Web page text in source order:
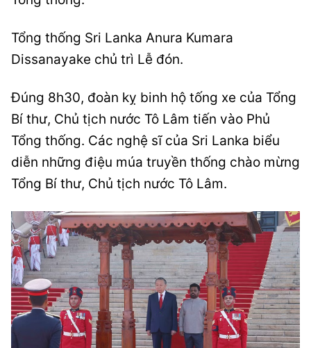
Tổng thống Sri Lanka Anura Kumara
Dissanayake chủ trì Lễ đón.
Đúng 8h30, đoàn kỵ binh hộ tống xe của Tổng
Bí thư, Chủ tịch nước Tô Lâm tiến vào Phủ
Tổng thống. Các nghệ sĩ của Sri Lanka biểu
diễn những điệu múa truyền thống chào mừng
Tổng Bí thư, Chủ tịch nước Tô Lâm.